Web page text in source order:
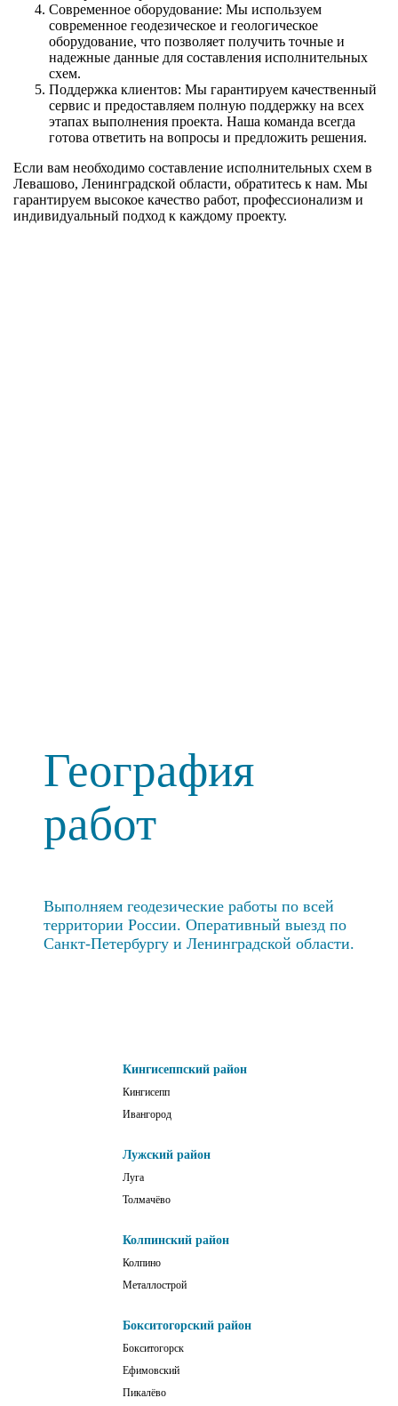
Современное оборудование: Мы используем
современное геодезическое и геологическое
оборудование, что позволяет получить точные и
надежные данные для составления исполнительных
схем.
Поддержка клиентов: Мы гарантируем качественный
сервис и предоставляем полную поддержку на всех
этапах выполнения проекта. Наша команда всегда
готова ответить на вопросы и предложить решения.
Если вам необходимо составление исполнительных схем в
Левашово, Ленинградской области, обратитесь к нам. Мы
гарантируем высокое качество работ, профессионализм и
индивидуальный подход к каждому проекту.
География
работ
Выполняем геодезические работы по всей
территории России. Оперативный выезд по
Санкт-Петербургу и Ленинградской области.
Кингисеппский район
Кингисепп
Ивангород
Лужский район
Луга
Толмачёво
Колпинский район
Колпино
Металлострой
Бокситогорский район
Бокситогорск
Ефимовский
Пикалёво